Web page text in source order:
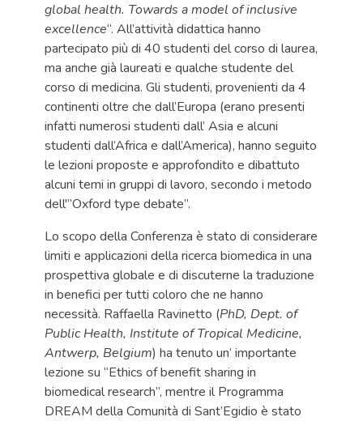
global health. Towards a model of inclusive
excellence“. All’attività didattica hanno
partecipato più di 40 studenti del corso di laurea,
ma anche già laureati e qualche studente del
corso di medicina. Gli studenti, provenienti da 4
continenti oltre che dall’Europa (erano presenti
infatti numerosi studenti dall’ Asia e alcuni
studenti dall’Africa e dall’America), hanno seguito
le lezioni proposte e approfondito e dibattuto
alcuni temi in gruppi di lavoro, secondo i metodo
dell'”Oxford type debate”.
Lo scopo della Conferenza è stato di considerare
limiti e applicazioni della ricerca biomedica in una
prospettiva globale e di discuterne la traduzione
in benefici per tutti coloro che ne hanno
necessità. Raffaella Ravinetto (PhD, Dept. of
Public Health, Institute of Tropical Medicine,
Antwerp, Belgium) ha tenuto un’ importante
lezione su “Ethics of benefit sharing in
biomedical research”, mentre il Programma
DREAM della Comunità di Sant’Egidio è stato